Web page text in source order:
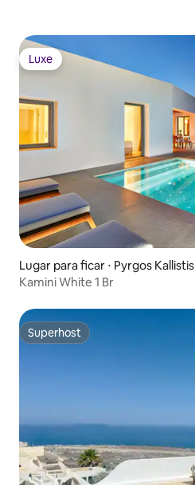
Luxe
Luxe
Lugar para ficar ⋅ Pyrgos Kallistis
Kamini White 1 Br
Superhost
Superhost